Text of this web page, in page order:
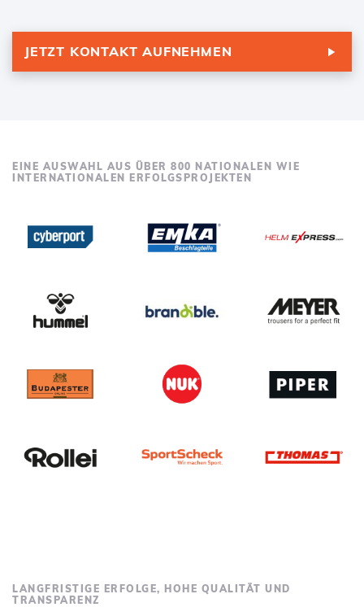
JETZT KONTAKT AUFNEHMEN
EINE AUSWAHL AUS ÜBER 800 NATIONALEN WIE
INTERNATIONALEN ERFOLGSPROJEKTEN
LANGFRISTIGE ERFOLGE, HOHE QUALITÄT UND
TRANSPARENZ